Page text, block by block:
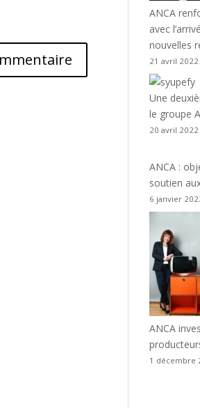
ANCA
avec
nouvelles
21 avril 2022
Une
le groupe
20 avril 2022
ANCA :
soutien
6 janvier
ANCA
1 décembre